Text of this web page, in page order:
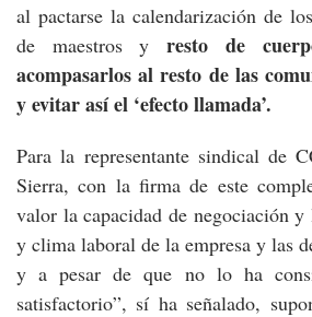
al pactarse la calendarización de
de maestros yresto de
acompasarlos al resto de las
y evitar así el ‘efecto llamada’.
Para la representante sindical de
Sierra, con la firma de este
valor la capacidad de negociación
y clima laboral de la empresa y las
y a pesar de que no lo ha
satisfactorio”, sí ha señalado,